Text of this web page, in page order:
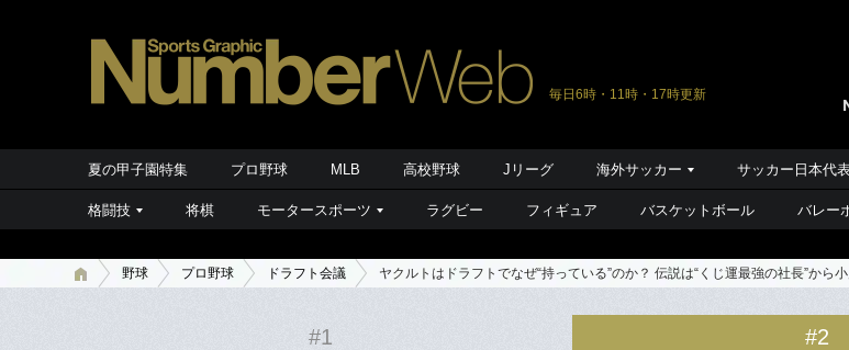
毎日6時・11時・17時更新
夏の甲子園特集 プロ野球 MLB 高校野球 Jリーグ 海外サッカー サッカー日本代
格闘技 将棋 モータースポーツ ラグビー フィギュア バスケットボール バレー
野球 プロ野球 ドラフト会議 ヤクルトはドラフトでなぜ“持っている”のか？ 伝説は“くじ運最強の社長”か
#1 #2